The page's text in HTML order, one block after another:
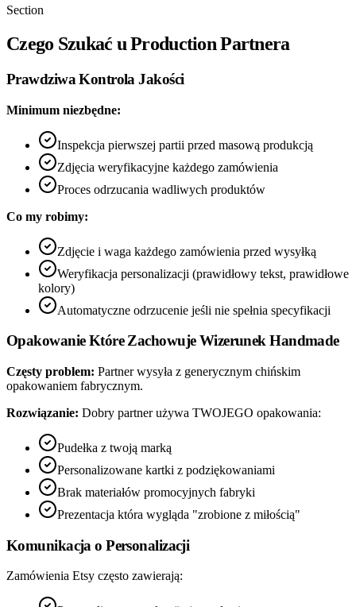
Section
Czego Szukać u Production Partnera
Prawdziwa Kontrola Jakości
Minimum niezbędne:
Inspekcja pierwszej partii przed masową produkcją
Zdjęcia weryfikacyjne każdego zamówienia
Proces odrzucania wadliwych produktów
Co my robimy:
Zdjęcie i waga każdego zamówienia przed wysyłką
Weryfikacja personalizacji (prawidłowy tekst, prawidłowe
kolory)
Automatyczne odrzucenie jeśli nie spełnia specyfikacji
Opakowanie Które Zachowuje Wizerunek Handmade
Częsty problem: Partner wysyła z generycznym chińskim
opakowaniem fabrycznym.
Rozwiązanie: Dobry partner używa TWOJEGO opakowania:
Pudełka z twoją marką
Personalizowane kartki z podziękowaniami
Brak materiałów promocyjnych fabryki
Prezentacja która wygląda "zrobione z miłością"
Komunikacja o Personalizacji
Zamówienia Etsy często zawierają: